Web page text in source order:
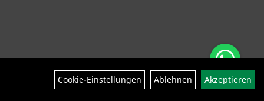
Cookie-Einstellungen Ablehnen Akzeptieren